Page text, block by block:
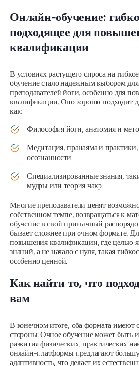
Онлайн-обучение:
подходящее для
квалификации
В условиях растущего спроса на
обучение стало надежным выбором
преподавателей йоги, особенно для
квалификации. Оно хорошо подходит
как:
Философия йоги, анатомия и
Медитация, пранаяма и
осознанности
Специализированные знания,
мудры или теория чакр
Многие преподаватели ценят
собственном темпе, возвращаться к
обучение в свой привычный
бывает сложнее при очном формате.
повышения квалификации, где целью
знаний, а не начало с нуля, такая
особенно ценной.
Как найти то, что
вам
В конечном итоге, оба формата имеют
стороны. Очное обучение может быть
развития физических, практических
онлайн-платформы предлагают
адаптивность, что делает их